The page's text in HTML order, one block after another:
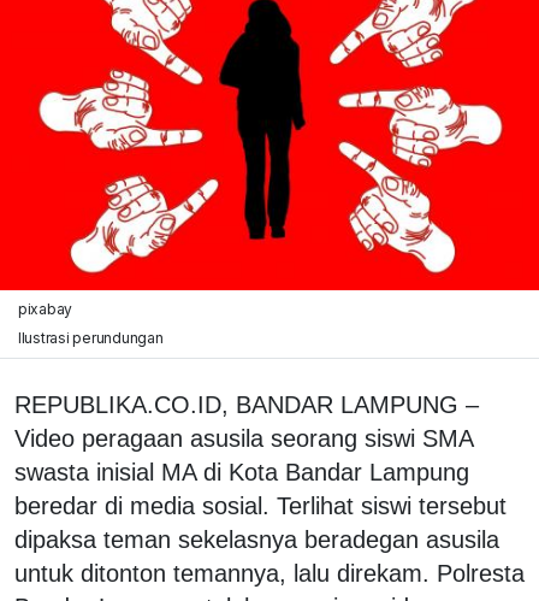
pixabay
Ilustrasi perundungan
REPUBLIKA.CO.ID, BANDAR LAMPUNG –
Video peragaan asusila seorang siswi SMA
swasta inisial MA di Kota Bandar Lampung
beredar di media sosial. Terlihat siswi tersebut
dipaksa teman sekelasnya beradegan asusila
untuk ditonton temannya, lalu direkam. Polresta